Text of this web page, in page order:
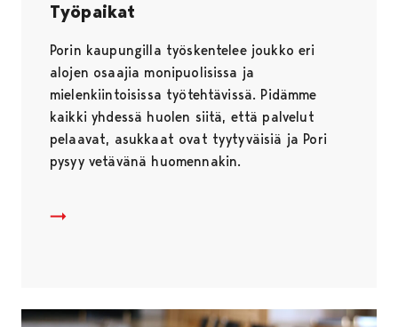
Työpaikat
Porin kaupungilla työskentelee joukko eri
alojen osaajia monipuolisissa ja
mielenkiintoisissa työtehtävissä. Pidämme
kaikki yhdessä huolen siitä, että palvelut
pelaavat, asukkaat ovat tyytyväisiä ja Pori
pysyy vetävänä huomennakin.
Työpaikat